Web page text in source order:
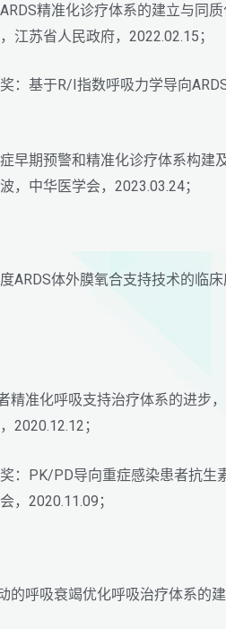
精准化诊疗体系的建立与同
江苏省人民政府，2022.02.15；
：基于R/I指数呼吸力学导向
早期预警和精准化诊疗体系构
，中华医学会，2023.03.24；
ARDS体外膜氧合支持技术的临
精准化呼吸支持治疗体系的进步
2020.12.12；
：PK/PD导向重症感染患者抗生
，2020.11.09；
的呼吸衰竭优化呼吸治疗体系的